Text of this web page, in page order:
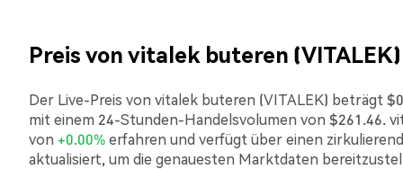
Preis von vitalek buteren
Der Live-Preis von vitalek buteren (VITALEK) beträgt
mit einem 24-Stunden-Handelsvolumen von $261.46.
von +0.00%erfahren und verfügt über einen
aktualisiert, um die genauesten Marktdaten